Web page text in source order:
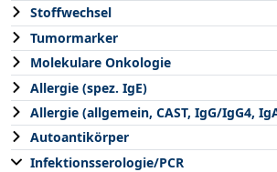
Stoffwechsel
Tumormarker
Molekulare Onkologie
Allergie (spez. IgE)
Allergie (allgemein, CAST, IgG/IgG4,
Autoantikörper
Infektionsserologie/PCR